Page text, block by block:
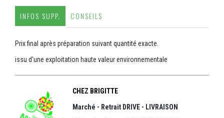
INFOS SUPP. CONSEILS
Prix final après préparation suivant quantité exacte.
issu d'une exploitation haute valeur environnementale
CHEZ BRIGITTE
Marché - Retrait DRIVE - LIVRAISON